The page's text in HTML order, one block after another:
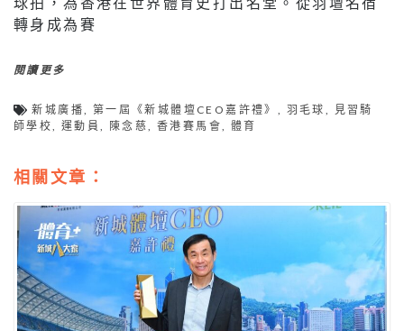
轉身成為賽
閱讀更多
新城廣播, 第一屆《新城體壇CEO嘉許禮》 , 羽毛球 , 見習騎
師學校,運動員, 陳念慈,香港賽馬會, 體育
相關文章：